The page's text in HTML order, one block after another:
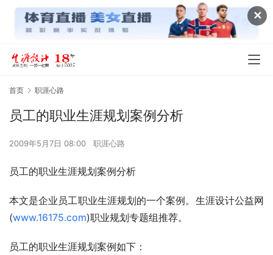
✕
首页 职涯心路
员工的职业生涯规划案例分析
2009年5月7日 08:00 职涯心路
员工的职业生涯规划案例分析
本文是企业员工职业生涯规划的一个案例。生涯设计公益网
(www.16175.com)职业规划专题组推荐。
员工的职业生涯规划案例如下：